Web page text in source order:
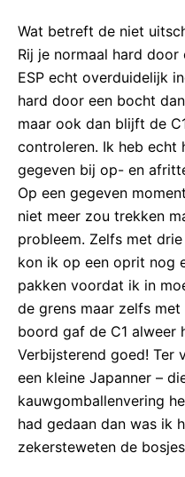
Wat betreft de niet
Rij je normaal hard
ESP echt overduidelijk
hard door een bocht
maar ook dan blijft de
controleren. Ik heb echt
gegeven bij op- en
Op een gegeven
niet meer zou trekken
probleem. Zelfs met
kon ik op een oprit nog
pakken voordat ik in
de grens maar zelfs
boord gaf de C1 alweer
Verbijsterend goed! Ter
een kleine Japanner –
kauwgomballenvering
had gedaan dan was ik
zekersteweten de